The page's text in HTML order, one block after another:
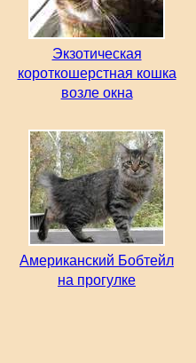
Экзотическая
короткошерстная кошка
возле окна
Американский Бобтейл
на прогулке